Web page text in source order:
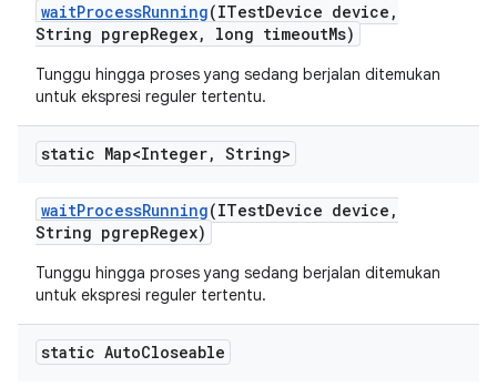
waitProcessRunning(ITestDevice device ,
String pgrepRegex, long timeoutMs)
Tunggu hingga proses yang sedang berjalan ditemukan
untuk ekspresi reguler tertentu.
static Map<Integer, String>
waitProcessRunning(ITestDevice device ,
String pgrepRegex)
Tunggu hingga proses yang sedang berjalan ditemukan
untuk ekspresi reguler tertentu.
static AutoCloseable